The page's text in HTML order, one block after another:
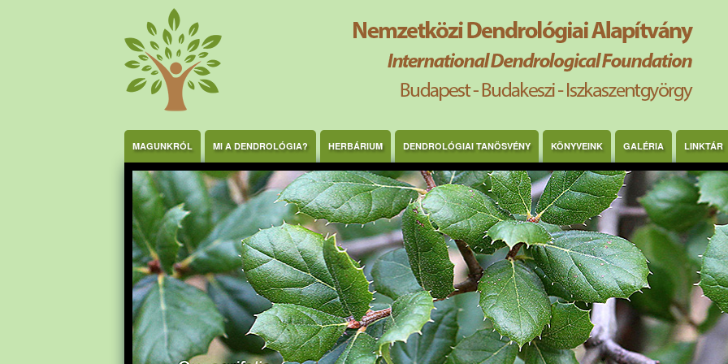
MAGUNKRÓL MI A DENDROLÓGIA? HERBÁRIUM DENDROLÓGIAI TANÖSVÉNY KÖNYVEINK GALÉRIA LINKTÁR